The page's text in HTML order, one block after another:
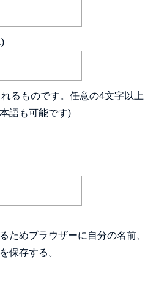
るものです。任意の4文字以上
語も可能です)
ためブラウザーに自分の名前、
保存する。